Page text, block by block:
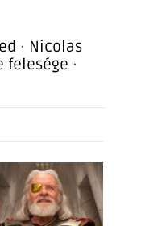
· Nicolas
felesége ·